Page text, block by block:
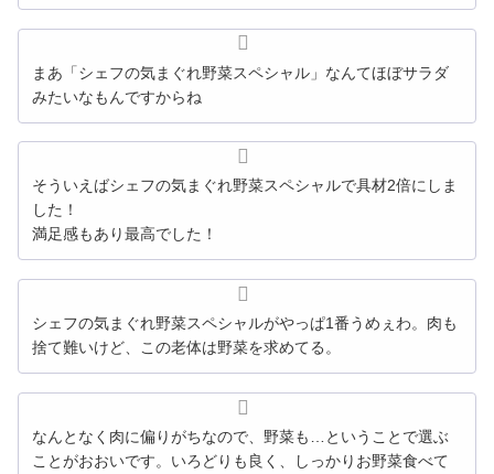
まあ「シェフの気まぐれ野菜スペシャル 」なんてほぼサラダ
みたいなもんですからね
そういえばシェフの気まぐれ野菜スペシャルで具材2倍にしま
した！
満足感もあり最高でした！
シェフの気まぐれ野菜スペシャルがやっぱ1番うめぇわ。肉も
捨て難いけど、この老体は野菜を求めてる。
なんとなく肉に偏りがちなので、野菜も…ということで選ぶ
ことがおおいです。いろどりも良く、しっかりお野菜食べて